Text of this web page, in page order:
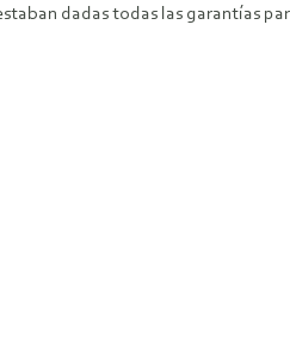
dadas todas las garantías